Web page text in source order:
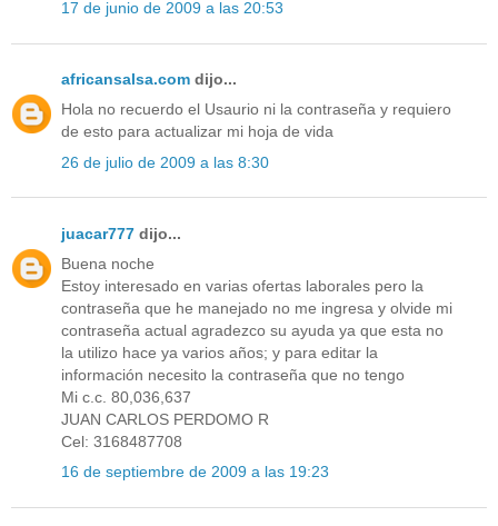
17 de junio de 2009 a las 20:53
africansalsa.com dijo...
Hola no recuerdo el Usaurio ni la contraseña y requiero
de esto para actualizar mi hoja de vida
26 de julio de 2009 a las 8:30
juacar777 dijo...
Buena noche
Estoy interesado en varias ofertas laborales pero la
contraseña que he manejado no me ingresa y olvide mi
contraseña actual agradezco su ayuda ya que esta no
la utilizo hace ya varios años; y para editar la
información necesito la contraseña que no tengo
Mi c.c. 80,036,637
JUAN CARLOS PERDOMO R
Cel: 3168487708
16 de septiembre de 2009 a las 19:23